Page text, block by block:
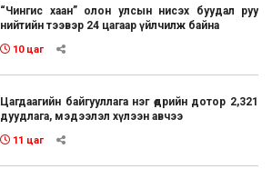
“Чингис хаан” олон улсын нисэх буудал руу
нийтийн тээвэр 24 цагаар үйлчилж байна
10 цаг
Цагдаагийн байгууллага нэг өдрийн дотор 2,321
дуудлага, мэдээлэл хүлээн авчээ
11 цаг